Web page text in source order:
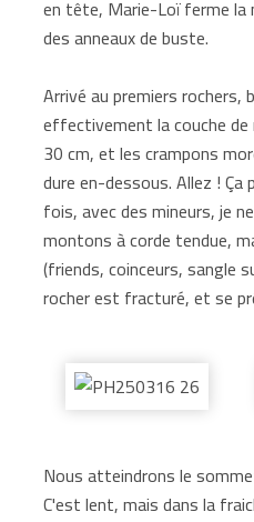
en tête, Marie-Loï ferme
des anneaux de buste.
Arrivé au premiers rochers,
effectivement la couche
30 cm, et les crampons
dure en-dessous. Allez ! Ça
fois, avec des mineurs, je
montons à corde tendue,
(friends, coinceurs, sangle
rocher est fracturé, et se
Nous atteindrons le
C'est lent, mais dans la